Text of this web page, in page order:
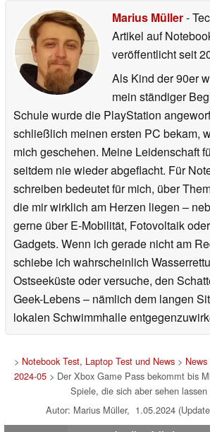
Marius Müller-
Artikel auf
veröffentlichtseit
Als Kind der 90er
mein ständiger
Schule wurde die PlayStation
schließlich meinen ersten PC bekam,
mich geschehen. Meine Leidenschaft
seitdem nie wieder abgeflacht. Für
schreiben bedeutet für mich, über
die mir wirklich am Herzen liegen –
gerne über E-Mobilität, Fotovoltaik
Gadgets. Wenn ich gerade nicht am
schiebe ich wahrscheinlich
Ostseeküste oder versuche, den
Geek-Lebens – nämlich dem langen
lokalen Schwimmhalle
> Notebook Test, Laptop Test und News> News
2024-05 > Der Xbox Game Pass bekommt bis
Spiele, die sich aber sehen lassen
Autor: Marius Müller, 1.05.2024